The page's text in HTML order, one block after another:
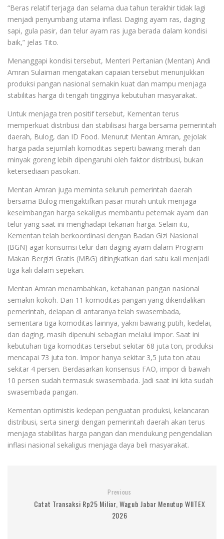
“Beras relatif terjaga dan selama dua tahun terakhir tidak lagi
menjadi penyumbang utama inflasi. Daging ayam ras, daging
sapi, gula pasir, dan telur ayam ras juga berada dalam kondisi
baik,” jelas Tito.
Menanggapi kondisi tersebut, Menteri Pertanian (Mentan) Andi
Amran Sulaiman mengatakan capaian tersebut menunjukkan
produksi pangan nasional semakin kuat dan mampu menjaga
stabilitas harga di tengah tingginya kebutuhan masyarakat.
Untuk menjaga tren positif tersebut, Kementan terus
memperkuat distribusi dan stabilisasi harga bersama pemerintah
daerah, Bulog, dan ID Food. Menurut Mentan Amran, gejolak
harga pada sejumlah komoditas seperti bawang merah dan
minyak goreng lebih dipengaruhi oleh faktor distribusi, bukan
ketersediaan pasokan.
Mentan Amran juga meminta seluruh pemerintah daerah
bersama Bulog mengaktifkan pasar murah untuk menjaga
keseimbangan harga sekaligus membantu peternak ayam dan
telur yang saat ini menghadapi tekanan harga. Selain itu,
Kementan telah berkoordinasi dengan Badan Gizi Nasional
(BGN) agar konsumsi telur dan daging ayam dalam Program
Makan Bergizi Gratis (MBG) ditingkatkan dari satu kali menjadi
tiga kali dalam sepekan.
Mentan Amran menambahkan, ketahanan pangan nasional
semakin kokoh. Dari 11 komoditas pangan yang dikendalikan
pemerintah, delapan di antaranya telah swasembada,
sementara tiga komoditas lainnya, yakni bawang putih, kedelai,
dan daging, masih dipenuhi sebagian melalui impor. Saat ini
kebutuhan tiga komoditas tersebut sekitar 68 juta ton, produksi
mencapai 73 juta ton. Impor hanya sekitar 3,5 juta ton atau
sekitar 4 persen. Berdasarkan konsensus FAO, impor di bawah
10 persen sudah termasuk swasembada. Jadi saat ini kita sudah
swasembada pangan.
Kementan optimistis kedepan penguatan produksi, kelancaran
distribusi, serta sinergi dengan pemerintah daerah akan terus
menjaga stabilitas harga pangan dan mendukung pengendalian
inflasi nasional sekaligus menjaga daya beli masyarakat.
Previous
Catat Transaksi Rp25 Miliar, Wagub Jabar Menutup WIITEX
2026